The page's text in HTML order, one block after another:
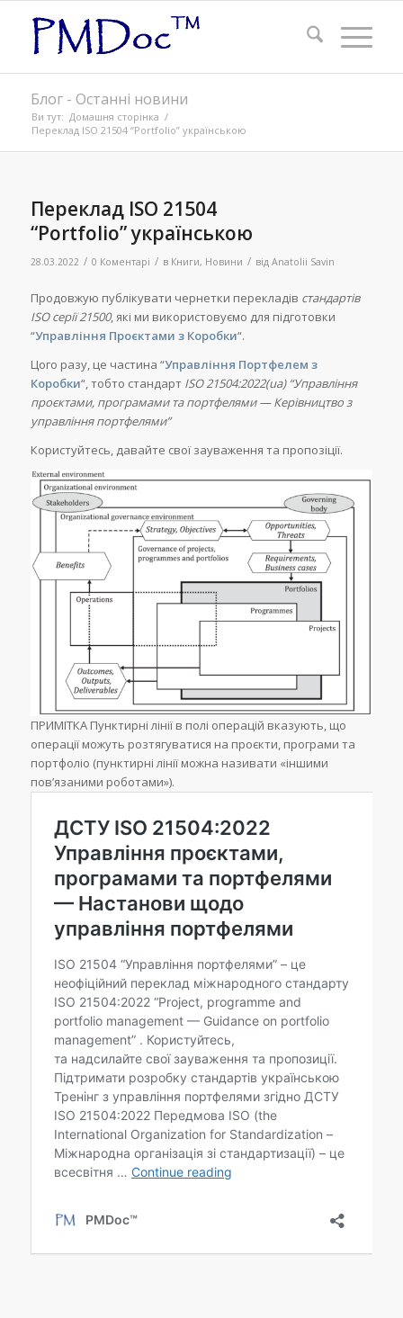
Блог - Останні новини
Ви тут: Домашня сторінка /
Переклад ISO 21504 “Portfolio” українською
Переклад ISO 21504
“Portfolio” українською
28.03.2022 / 0 Коментарі / в Книги, Новини / від Anatolii Savin
Продовжую публікувати чернетки перекладів стандартів
ISO серії 21500, які ми використовуємо для підготовки
“Управління Проєктами з Коробки“.
Цого разу, це частина “Управління Портфелем з
Коробки“, тобто стандарт ISO 21504:2022(ua) “Управління
проєктами, програмами та портфелями — Керівництво з
управління портфелями”
Користуйтесь, давайте свої зауваження та пропозіції.
ПРИМІТКА Пунктирні лінії в полі операцій вказують, що
операції можуть розтягуватися на проєкти, програми та
портфоліо (пунктирні лінії можна називати «іншими
пов’язаними роботами»).